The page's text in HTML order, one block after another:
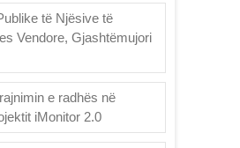
të Njësive të
Vendore, Gjashtëmujori
e radhës në
iMonitor 2.0